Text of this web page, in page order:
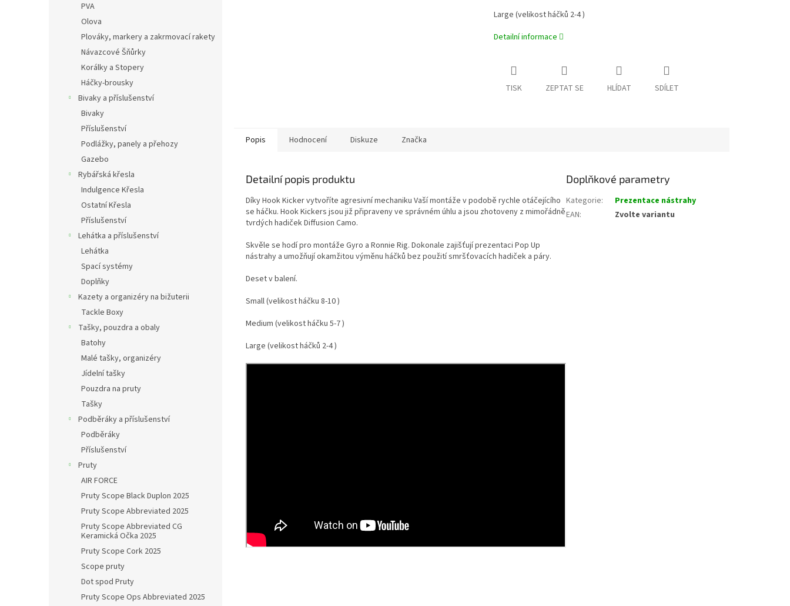
PVA
Olova
Plováky, markery a zakrmovací rakety
Návazcové Šňůrky
Korálky a Stopery
Háčky-brousky
Bivaky a příslušenství
Bivaky
Příslušenství
Podlážky, panely a přehozy
Gazebo
Rybářská křesla
Indulgence Křesla
Ostatní Křesla
Příslušenství
Lehátka a příslušenství
Lehátka
Spací systémy
Doplňky
Kazety a organizéry na bižuterii
Tackle Boxy
Tašky, pouzdra a obaly
Batohy
Malé tašky, organizéry
Jídelní tašky
Pouzdra na pruty
Tašky
Podběráky a příslušenství
Podběráky
Příslušenství
Pruty
AIR FORCE
Pruty Scope Black Duplon 2025
Pruty Scope Abbreviated 2025
Pruty Scope Abbreviated CG
Keramická Očka 2025
Pruty Scope Cork 2025
Scope pruty
Dot spod Pruty
Pruty Scope Ops Abbreviated 2025
Large (velikost háčků 2-4 )
Detailní informace
TISK ZEPTAT SE HLÍDAT SDÍLET
Popis Hodnocení Diskuze Značka
Detailní popis produktu
Díky Hook Kicker vytvoříte agresivní mechaniku Vaší montáže v podobě rychle otáčejícího
se háčku. Hook Kickers jsou již připraveny ve správném úhlu a jsou zhotoveny z mimořádně
tvrdých hadiček Diffusion Camo.
Skvěle se hodí pro montáže Gyro a Ronnie Rig. Dokonale zajišťují prezentaci Pop Up
nástrahy a umožňují okamžitou výměnu háčků bez použití smršťovacích hadiček a páry.
Deset v balení.
Small (velikost háčku 8-10 )
Medium (velikost háčku 5-7 )
Large (velikost háčků 2-4 )
Doplňkové parametry
Kategorie:
Prezentace nástrahy
EAN: Zvolte variantu